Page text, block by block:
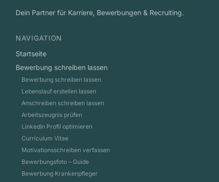
Dein Partner für Karriere, Bewerbungen & Recruiting.
NAVIGATION
Startseite
Bewerbung schreiben lassen
Bewerbung schreiben lassen
Lebenslauf erstellen lassen
Anschreiben schreiben lassen
Arbeitszeugnis prüfen
LinkedIn Profil optimieren
Curriculum Vitae
Motivationsschreiben verfassen
Bewerbungsfoto – Guide
Bewerbung Krankenpfleger